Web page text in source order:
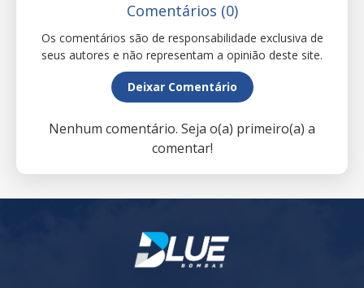
Comentários (0)
Os comentários são de responsabilidade exclusiva de
seus autores e não representam a opinião deste site.
Deixar Comentário
Nenhum comentário. Seja o(a) primeiro(a) a
comentar!